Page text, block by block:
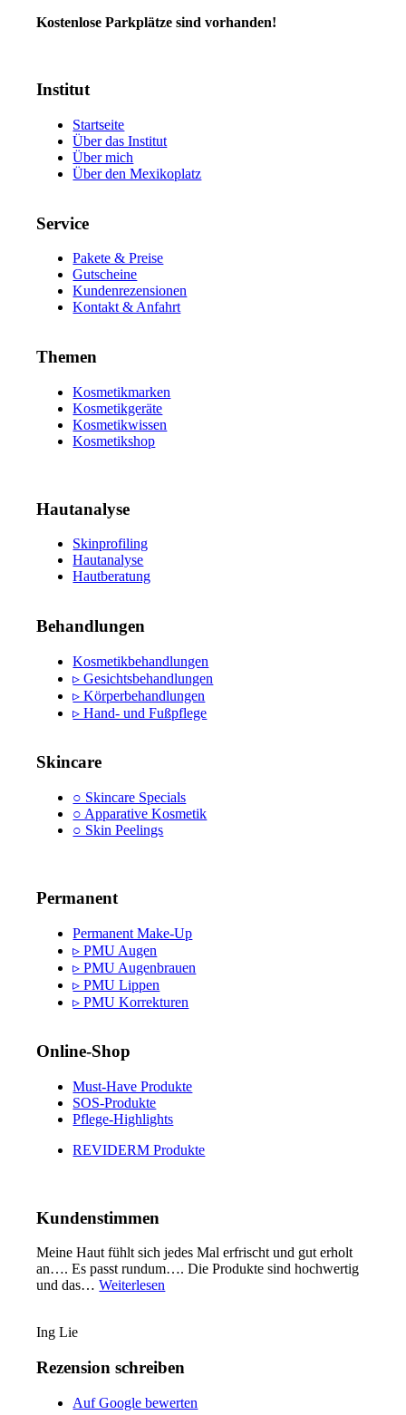
Kostenlose Parkplätze sind vorhanden!
Institut
Startseite
Über das Institut
Über mich
Über den Mexikoplatz
Service
Pakete & Preise
Gutscheine
Kundenrezensionen
Kontakt & Anfahrt
Themen
Kosmetikmarken
Kosmetikgeräte
Kosmetikwissen
Kosmetikshop
Hautanalyse
Skinprofiling
Hautanalyse
Hautberatung
Behandlungen
Kosmetikbehandlungen
▹ Gesichtsbehandlungen
▹ Körperbehandlungen
▹ Hand- und Fußpflege
Skincare
○ Skincare Specials
○ Apparative Kosmetik
○ Skin Peelings
Permanent
Permanent Make-Up
▹ PMU Augen
▹ PMU Augenbrauen
▹ PMU Lippen
▹ PMU Korrekturen
Online-Shop
Must-Have Produkte
SOS-Produkte
Pflege-Highlights
REVIDERM Produkte
Kundenstimmen
Meine Haut fühlt sich jedes Mal erfrischt und gut erholt
an…. Es passt rundum…. Die Produkte sind hochwertig
und das…Weiterlesen
Ing Lie
Rezension schreiben
Auf Google bewerten